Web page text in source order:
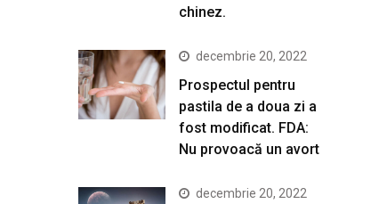
chinez.
decembrie 20, 2022
Prospectul pentru
pastila de a doua zi a
fost modificat. FDA:
Nu provoacă un avort
decembrie 20, 2022